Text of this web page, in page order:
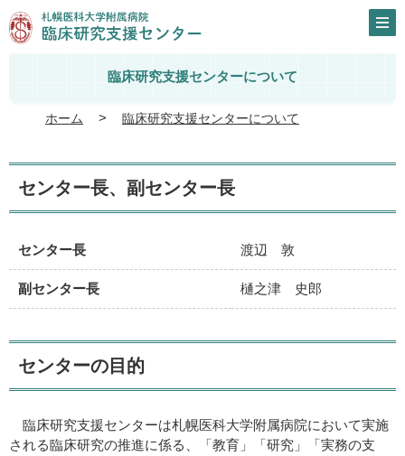
臨床研究支援センターについて
ホーム 臨床研究支援センターについて
センター長、副センター長
センター長 渡辺 敦
副センター長 樋之津 史郎
センターの目的
臨床研究支援センターは札幌医科大学附属病院において実施
される臨床研究の推進に係る、「教育」「研究」「実務の支